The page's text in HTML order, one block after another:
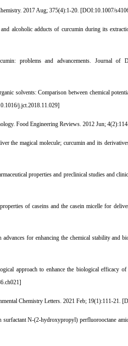
2017 Aug; 375(4):1-20. [DOI:10.1007/
alcoholic adducts of curcumin during its
and advancements. Journal of
solvents: Comparison between chemical
j.jct.2018.11.029]
Food Engineering Reviews. 2012 Jun;
the magical molecule; curcumin and its
properties and preclinical studies and
of caseins and the casein micelle for
for enhancing the chemical stability and
approach to enhance the biological efficacy
]
Chemistry Letters. 2021 Feb; 19(1):111-21. [
N-(2-hydroxypropyl) perfluorooctane